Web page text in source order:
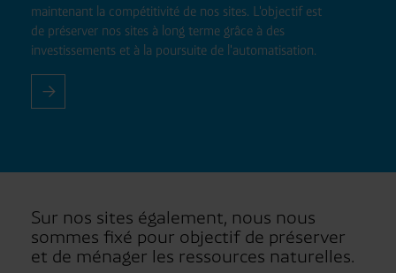
maintenant la compétitivité de nos sites. L'objectif est
de préserver nos sites à long terme grâce à des
investissements et à la poursuite de l'automatisation.
Sur nos sites également, nous nous
sommes fixé pour objectif de préserver
et de ménager les ressources naturelles.